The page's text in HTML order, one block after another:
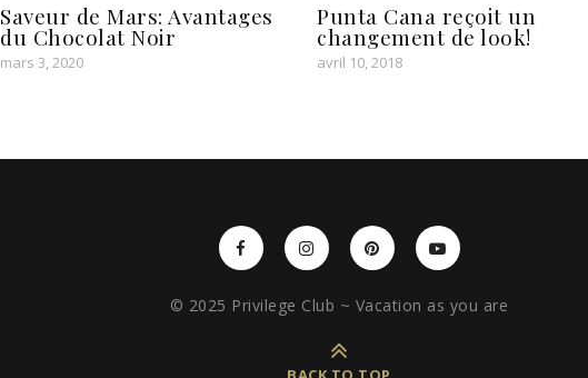
Saveur de Mars: Avantages
du Chocolat Noir
mars 3, 2020
Punta Cana reçoit un
changement de look!
avril 10, 2018
© 2025 Privilege Club ~ Vacation as you are